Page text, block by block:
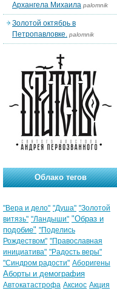
Архангела Михаила palomnik
Золотой октябрь в
Петропавловке. palomnik
Облако тегов
"Вера и дело" "Душа" "Золотой
витязь" "Ландыши" "Образ и
подобие" "Поделись
Рождеством" "Православная
инициатива" "Радость веры"
"Синдром радости" Аборигены
Аборты и демография
Автокатастрофа Аксиос Акция